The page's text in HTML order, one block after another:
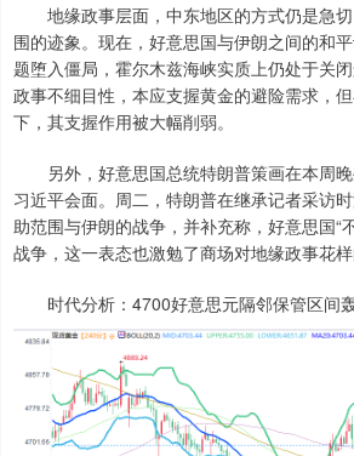
地缘政事层面，中东地区的方式仍是急切
围的迹象。现在，好意思国与伊朗之间的和
题堕入僵局，霍尔木兹海峡实质上仍处于关
政事不细目性，本应支握黄金的避险需求，
下，其支握作用被大幅削弱。
另外，好意思国总统特朗普策画在本周晚
习近平会面。周二，特朗普在继承记者采访
助范围与伊朗的战争，并补充称，好意思国“
战争，这一表态也激勉了商场对地缘政事花样
时代分析：4700好意思元隔邻保管区间